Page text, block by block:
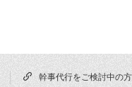
幹事代行をご検討中の方